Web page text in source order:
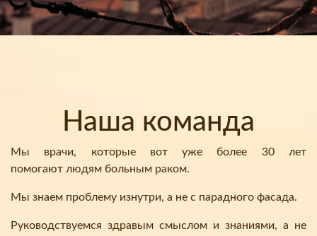
Наша команда
Мы врачи, которые вот уже более 30 лет
помогают людям больным раком.
Мы знаем проблему изнутри, а не с парадного фасада.
Руководствуемся здравым смыслом и знаниями, а не